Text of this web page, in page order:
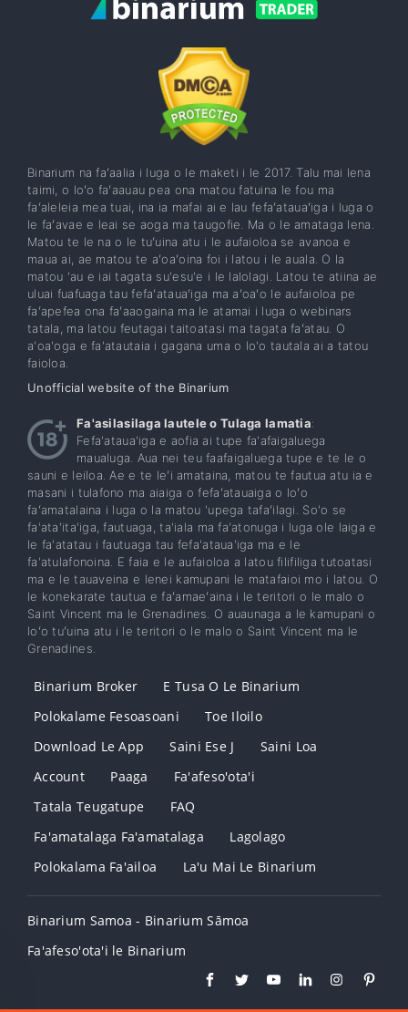
Binarium na faʻaalia i luga o le maketi i le 2017. Talu mai lena
taimi, o loʻo faʻaauau pea ona matou fatuina le fou ma
faʻaleleia mea tuai, ina ia mafai ai e lau fefaʻatauaʻiga i luga o
le faʻavae e leai se aoga ma taugofie. Ma o le amataga lena.
Matou te le na o le tuʻuina atu i le aufaioloa se avanoa e
maua ai, ae matou te aʻoaʻoina foi i latou i le auala. O la
matou 'au e iai tagata su'esu'e i le lalolagi. Latou te atiina ae
uluai fuafuaga tau fefaʻatauaʻiga ma aʻoaʻo le aufaioloa pe
faʻapefea ona faʻaaogaina ma le atamai i luga o webinars
tatala, ma latou feutagai taitoatasi ma tagata faʻatau. O
a'oa'oga e fa'atautaia i gagana uma o lo'o tautala ai a tatou
faioloa.
Unofficial website of the Binarium
Fa'asilasilaga lautele o Tulaga lamatia:
Fefa'ataua'iga e aofia ai tupe fa'afaigaluega
maualuga. Aua nei teu faafaigaluega tupe e te le o
sauni e leiloa. Ae e te leʻi amataina, matou te fautua atu ia e
masani i tulafono ma aiaiga o fefaʻatauaiga o loʻo
faʻamatalaina i luga o la matou 'upega tafaʻilagi. So'o se
fa'ata'ita'iga, fautuaga, ta'iala ma fa'atonuga i luga ole laiga e
le fa'atatau i fautuaga tau fefa'ataua'iga ma e le
fa'atulafonoina. E faia e le aufaioloa a latou filifiliga tutoatasi
ma e le tauaveina e lenei kamupani le matafaioi mo i latou. O
le konekarate tautua e faʻamaeʻaina i le teritori o le malo o
Saint Vincent ma le Grenadines. O auaunaga a le kamupani o
loʻo tuʻuina atu i le teritori o le malo o Saint Vincent ma le
Grenadines.
Binarium Broker
E Tusa O Le Binarium
Polokalame Fesoasoani
Toe Iloilo
Download Le App
Saini Ese J
Saini Loa
Account
Paaga
Fa'afeso'ota'i
Tatala Teugatupe
FAQ
Fa'amatalaga Fa'amatalaga
Lagolago
Polokalama Fa'ailoa
La'u Mai Le Binarium
Binarium Samoa - Binarium Sāmoa
Fa'afeso'ota'i le Binarium